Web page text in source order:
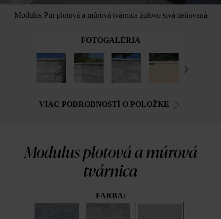
Modulus Pur plotová a múrová tvárnica žulovo sivá tieňovaná
FOTOGALÉRIA
VIAC PODROBNOSTÍ O POLOŽKE
Modulus plotová a múrová
tvárnica
FARBA: